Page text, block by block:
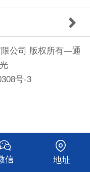
公司 版权所有—通
号-3
信 地址